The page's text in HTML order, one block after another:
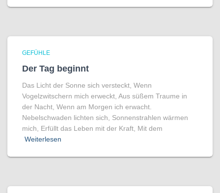
GEFÜHLE
Der Tag beginnt
Das Licht der Sonne sich versteckt, Wenn
Vogelzwitschern mich erweckt, Aus süßem Traume in
der Nacht, Wenn am Morgen ich erwacht.
Nebelschwaden lichten sich, Sonnenstrahlen wärmen
mich, Erfüllt das Leben mit der Kraft, Mit dem
Weiterlesen